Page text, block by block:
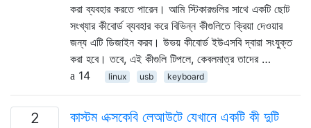
করা ব্যবহার করতে পারেন। আমি স্টিকারগুলির সাথে একটি ছোট
সংখ্যার কীবোর্ড ব্যবহার করে বিভিন্ন কীগুলিতে ক্রিয়া দেওয়ার
জন্য এটি ডিজাইন করব। উভয় কীবোর্ড ইউএসবি দ্বারা সংযুক্ত
করা হবে। তবে, এই কীগুলি টিপলে, কেবলমাত্র তাদের …
14
linux usb keyboard
2
কাস্টম এক্সকেবি লেআউটে যেখানে একটি কী দুটি